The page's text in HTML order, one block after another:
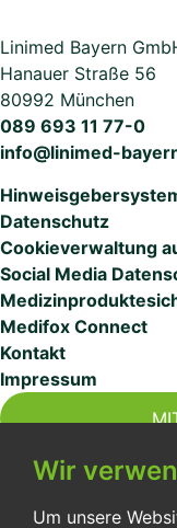
Linimed Bayern
Hanauer Straße 56
80992 München
089 693 11 77-0
info@linimed-
Datenschutz
Cookieverwaltung
Social Media
Medifox Connect
Kontakt
Impressum
Wir
Um unsere